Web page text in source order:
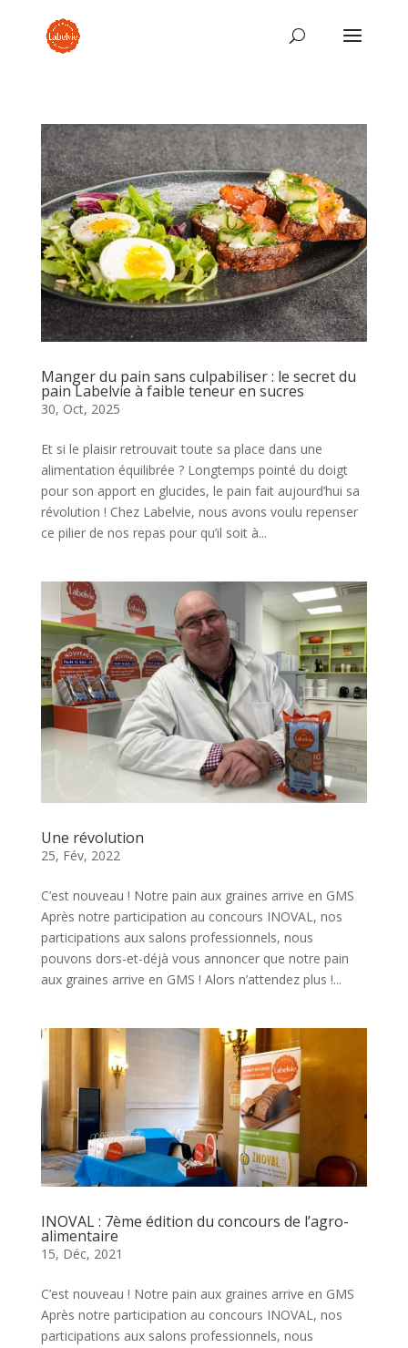
Manger du pain sans culpabiliser : le secret du
pain Labelvie à faible teneur en sucres
30, Oct, 2025
Et si le plaisir retrouvait toute sa place dans une
alimentation équilibrée ? Longtemps pointé du doigt
pour son apport en glucides, le pain fait aujourd’hui sa
révolution ! Chez Labelvie, nous avons voulu repenser
ce pilier de nos repas pour qu’il soit à...
Une révolution
25, Fév, 2022
C’est nouveau ! Notre pain aux graines arrive en GMS
Après notre participation au concours INOVAL, nos
participations aux salons professionnels, nous
pouvons dors-et-déjà vous annoncer que notre pain
aux graines arrive en GMS ! Alors n’attendez plus !...
INOVAL : 7ème édition du concours de l’agro-
alimentaire
15, Déc, 2021
C’est nouveau ! Notre pain aux graines arrive en GMS
Après notre participation au concours INOVAL, nos
participations aux salons professionnels, nous